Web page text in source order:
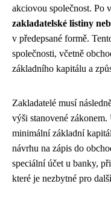
akciovou společnost. Po
zakladatelské listiny
v předepsané formě.
společnosti, včetně
základního kapitálu a
Zakladatelé musí
výši stanovené
minimální základní
návrhu na zápis do
speciální účet u banky,
které je nezbytné pro